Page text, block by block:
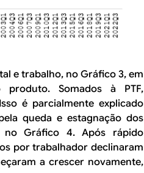
e trabalho, no Gráfico 3, em
Somados à PTF,
é parcialmente explicado
queda e estagnação dos
no Gráfico 4. Após rápido
por trabalhador declinaram
a crescer novamente,